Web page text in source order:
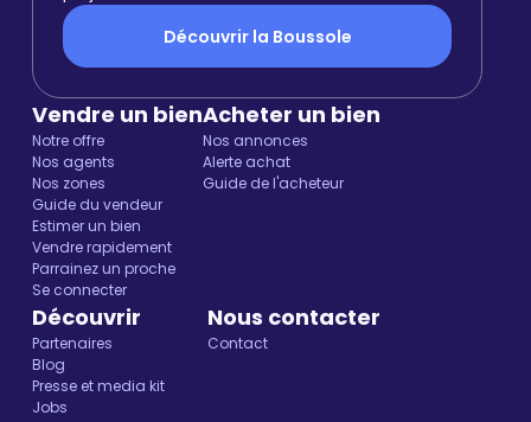
Découvrir la Boussole
Vendre un bien
Notre offre
Nos agents
Nos zones
Guide du vendeur
Estimer un bien
Vendre rapidement
Parrainez un proche
Se connecter
Acheter un bien
Nos annonces
Alerte achat
Guide de l'acheteur
Découvrir
Partenaires
Blog
Presse et media kit
Jobs
Nous contacter
Contact